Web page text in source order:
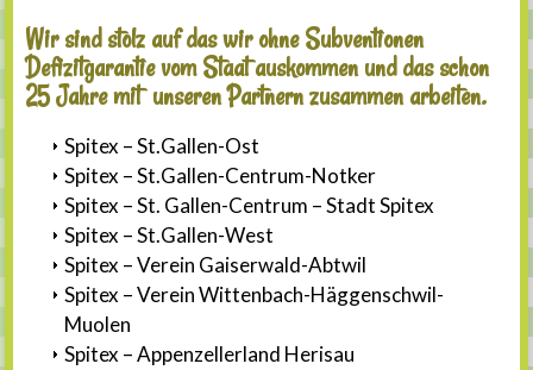
Wir sind stolz auf das wir ohne Subventionen
Defizitgarantie vom Staat auskommen und das schon
25 Jahre mit unseren Partnern zusammen arbeiten.
Spitex – St.Gallen-Ost
Spitex – St.Gallen-Centrum-Notker
Spitex – St. Gallen-Centrum – Stadt Spitex
Spitex – St.Gallen-West
Spitex – Verein Gaiserwald-Abtwil
Spitex – Verein Wittenbach-Häggenschwil-
Muolen
Spitex – Appenzellerland Herisau